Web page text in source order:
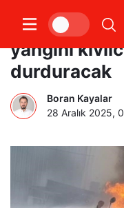
Vatandaşın
yangını
durduracak
Boran Kayalar
28 Aralık 2025,